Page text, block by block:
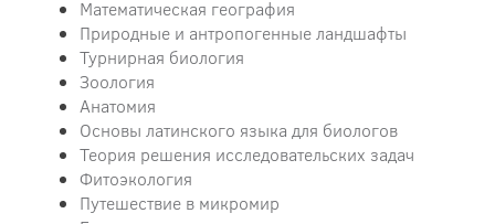
Математическая география
Природные и антропогенные ландшафты
Турнирная биология
Зоология
Анатомия
Основы латинского языка для биологов
Теория решения исследовательских задач
Фитоэкология
Путешествие в микромир